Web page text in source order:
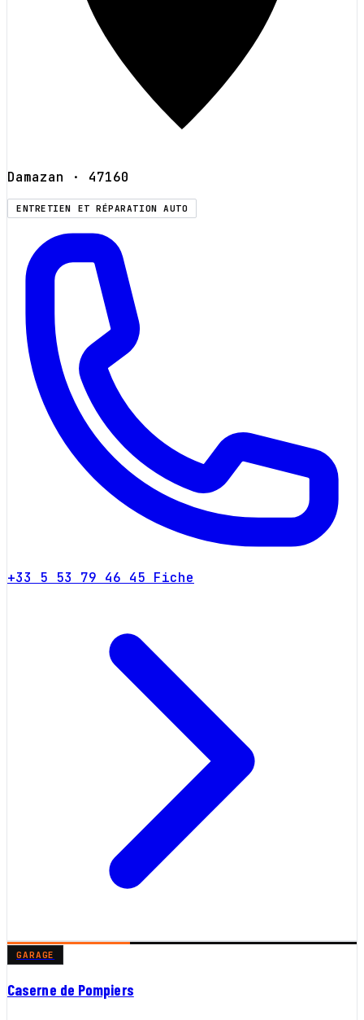
Damazan · 47160
ENTRETIEN ET RÉPARATION AUTO
+33 5 53 79 46 45 Fiche
GARAGE
Caserne de Pompiers